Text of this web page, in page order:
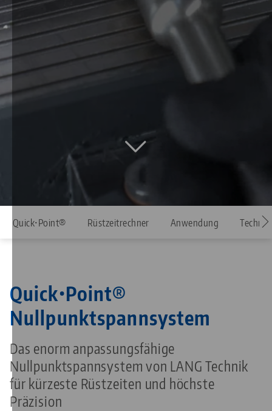
Quick•Point® Rüstzeitrechner Anwendung Technik
Quick•Point®
Nullpunktspannsystem
Das enorm anpassungsfähige
Nullpunktspannsystem von LANG Technik
für kürzeste Rüstzeiten und höchste
Präzision